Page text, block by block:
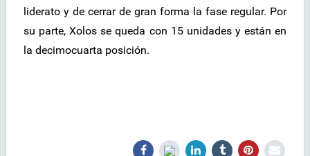
liderato y de cerrar de gran forma la fase regular. Por
su parte, Xolos se queda con 15 unidades y están en
la decimocuarta posición.